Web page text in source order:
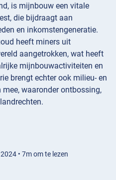
is mijnbouw een vitale
die bijdraagt aan
en inkomstengeneratie.
heeft miners uit
aangetrokken, wat heeft
mijnbouwactiviteiten en
brengt echter ook milieu- en
waaronder ontbossing,
• 7m om te lezen